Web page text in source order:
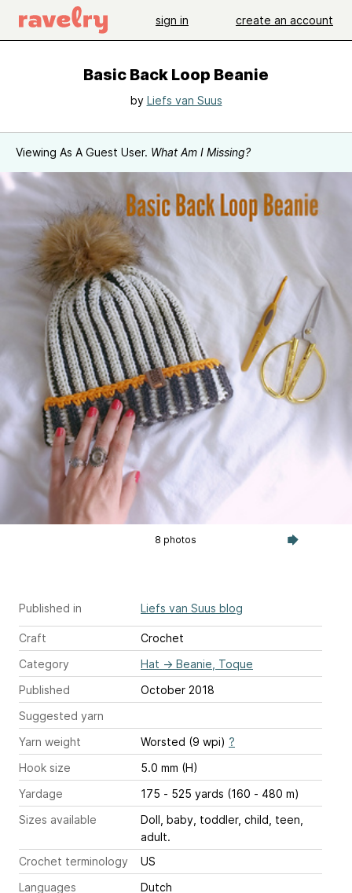
sign in create an account
Basic Back Loop Beanie
by Liefs van Suus
Viewing As A Guest User. What Am I Missing?
8 photos
Published in Liefs van Suus blog
Craft
Crochet
Category
Hat → Beanie, Toque
Published
October 2018
Suggested yarn
Yarn weight
Worsted (9 wpi) ?
Hook size
5.0 mm (H)
Yardage
175 - 525 yards (160 - 480 m)
Sizes available
Doll, baby, toddler, child, teen,
adult.
Crochet terminology
US
Languages
Dutch